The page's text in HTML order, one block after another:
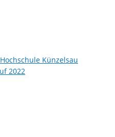
Künzelsau
2022